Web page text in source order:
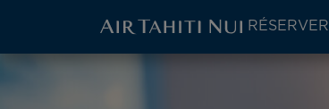
ATN:
Main
RÉSERVER